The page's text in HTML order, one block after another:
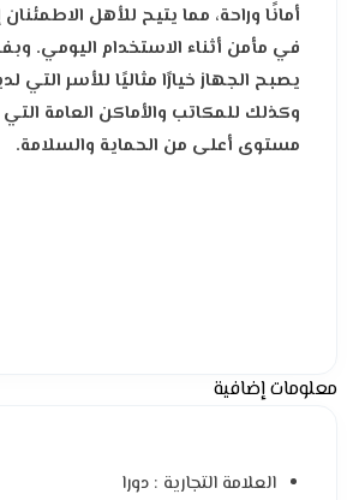
أمانًا وراحة، مما يتيح للأهل
في مأمن أثناء الاستخدام اليومي.
يصبح الجهاز خيارًا مثاليًا للأسر التي
وكذلك للمكاتب والأماكن العامة
مستوى أعلى من الحماية والسلامة.
معلومات إضافية
العلامة التجارية : دورا